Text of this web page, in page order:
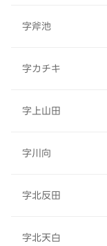
字斧池
字カチキ
字上山田
字川向
字北反田
字北天白